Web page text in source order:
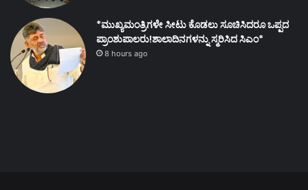
*ಮುಖ್ಯಮಂತ್ರಿಗಳೇ ಸೀಟು ಕೊಡಲು ಸೂಚಿಸಿದರೂ ಒಪ್ಪದ
ಪ್ರಾಂಶುಪಾಲರು!ಶಾಲಾದಿನಗಳನ್ನು ಸ್ಮರಿಸಿದ ಸಿಎಂ*
8 hours ago